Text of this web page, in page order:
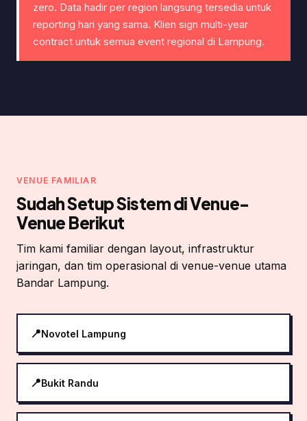
zero. Data hadir per region langsung tersedia untuk
reporting hari yang sama. Klien sign multi-year
contract untuk semua event regional di Lampung.
VENUE FAMILIAR
Sudah Setup Sistem di Venue-
Venue Berikut
Tim kami familiar dengan layout, infrastruktur
jaringan, dan tim operasional di venue-venue utama
Bandar Lampung.
Novotel Lampung
Bukit Randu